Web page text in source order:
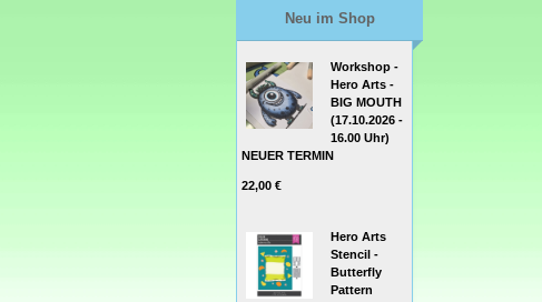
Neu im Shop
Workshop -
Hero Arts -
BIG MOUTH
(17.10.2026 -
16.00 Uhr)
NEUER TERMIN
22,00 €
Hero Arts
Stencil -
Butterfly
Pattern